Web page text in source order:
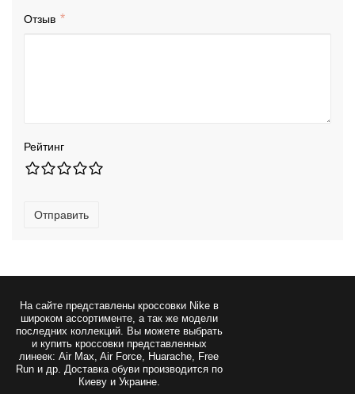
Отзыв
Рейтинг
Отправить
На сайте представлены кроссовки Nikeв
широком ассортименте, а так же модели
последних коллекций. Вы можете выбрать
и купить кроссовки представленных
линеек: Air Max, Air Force, Huarache, Free
Run и др. Доставка обуви производится по
Киеву и Украине.